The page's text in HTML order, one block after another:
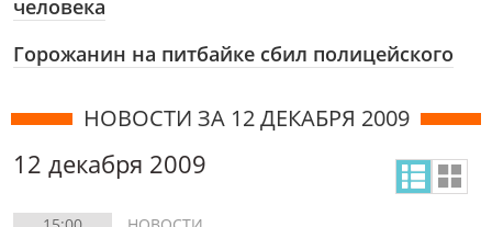
человека
Горожанин на питбайке сбил полицейского
НОВОСТИ ЗА 12 ДЕКАБРЯ 2009
12 декабря 2009